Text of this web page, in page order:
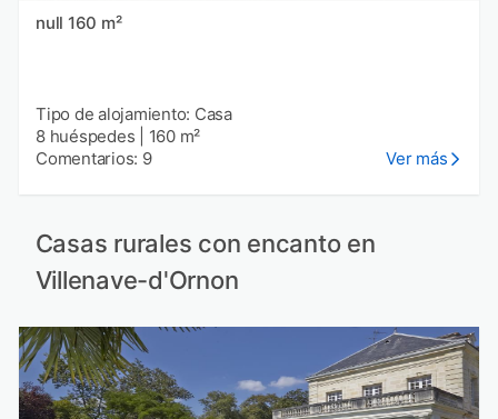
null 160 m²
Tipo de alojamiento: Casa
8 huéspedes
160 m²
Comentarios: 9
Ver más
Casas rurales con encanto en
Villenave-d'Ornon